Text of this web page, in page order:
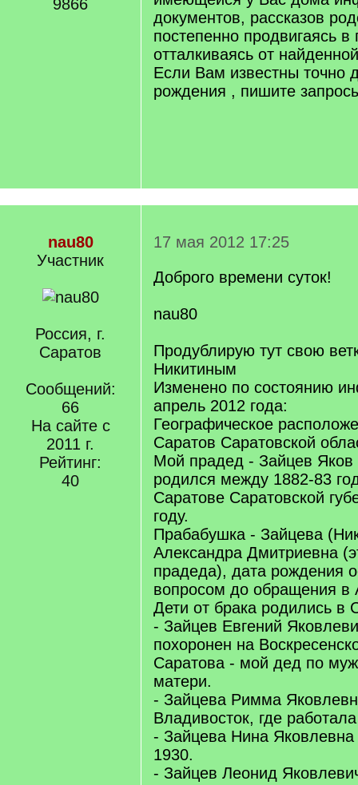
9866
документов, рассказов
постепенно продвигаясь в
отталкиваясь от
Если Вам известны точно
рождения , пишите
nau80
Участник
Россия, г.
Саратов
Сообщений:
66
На сайте с
2011 г.
Рейтинг:
40
17 мая 2012 17:25
Доброго времени суток!
nau80
Продублирую тут свою
Никитиным
Изменено по состоянию
апрель 2012 года:
Географическое
Саратов Саратовской
Мой прадед - Зайцев
родился между 1882-83
Саратове Саратовской
году.
Прабабушка - Зайцева
Александра Дмитриевна
прадеда), дата рождения
вопросом до обращения в
Дети от брака родились в
- Зайцев Евгений
похоронен на
Саратова - мой дед по
матери.
- Зайцева Римма
Владивосток, где
- Зайцева Нина Яковлевна
1930.
- Зайцев Леонид